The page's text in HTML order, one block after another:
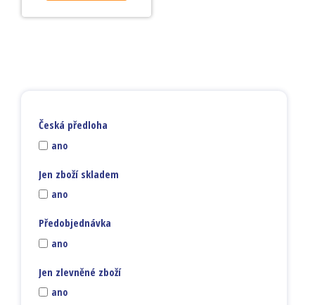
Česká předloha
ano
Jen zboží skladem
ano
Předobjednávka
ano
Jen zlevněné zboží
ano